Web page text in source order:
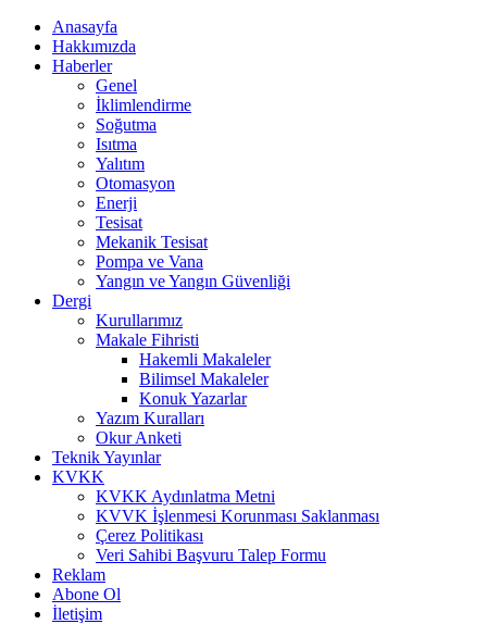
Anasayfa
Hakkımızda
Haberler
Genel
İklimlendirme
Soğutma
Isıtma
Yalıtım
Otomasyon
Enerji
Tesisat
Mekanik Tesisat
Pompa ve Vana
Yangın ve Yangın Güvenliği
Dergi
Kurullarımız
Makale Fihristi
Hakemli Makaleler
Bilimsel Makaleler
Konuk Yazarlar
Yazım Kuralları
Okur Anketi
Teknik Yayınlar
KVKK
KVKK Aydınlatma Metni
KVVK İşlenmesi Korunması Saklanması
Çerez Politikası
Veri Sahibi Başvuru Talep Formu
Reklam
Abone Ol
İletişim